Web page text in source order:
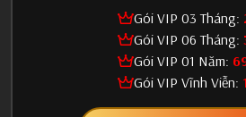
Gói VIP 03 Tháng:
Gói VIP 06 Tháng:
Gói VIP 01 Năm:
Gói VIP Vĩnh Viễn: